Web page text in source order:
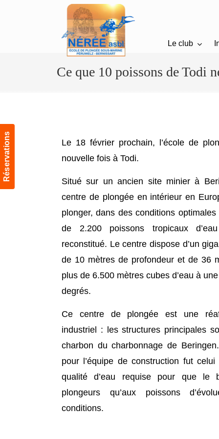
Réservations
Le club
Navigation
Ce que 10 poissons de Todi
Le 18 février prochain, l’école de
nouvelle fois à Todi.
Situé sur un ancien site minier à
centre de plongée en intérieur en
plonger, dans des conditions
de 2.200 poissons tropicaux
reconstitué. Le centre dispose d’un
de 10 mètres de profondeur et de 36
plus de 6.500 mètres cubes d’eau à
degrés.
Ce centre de plongée est une
industriel : les structures principales
charbon du charbonnage de
pour l’équipe de construction fut
qualité d’eau requise pour que le
plongeurs qu’aux poissons
conditions.